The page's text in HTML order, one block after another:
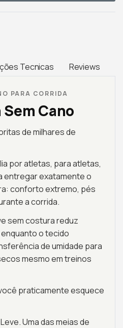
Tecnicas Reviews
PARA CORRIDA
Cano
de milhares de
por atletas, para atletas,
entregar exatamente o
conforto extremo, pés
a corrida.
sem costura reduz
o tecido
de umidade para
mesmo em treinos
praticamente esquece
Uma das meias de